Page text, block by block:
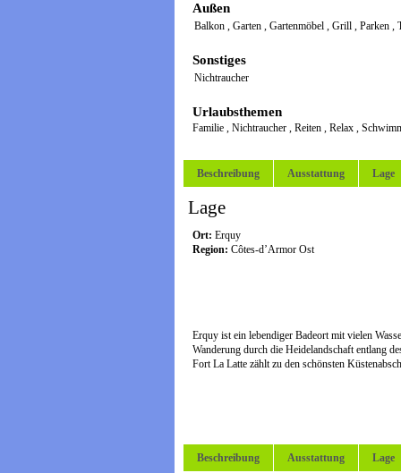
Außen
Balkon , Garten , Gartenmöbel , Grill , Parken ,
Sonstiges
Nichtraucher
Urlaubsthemen
Familie , Nichtraucher , Reiten , Relax ,
Beschreibung Ausstattung Lage
Lage
Ort: Erquy
Region: Côtes-d’Armor Ost
Erquy ist ein lebendiger Badeort mit vielen
Wanderung durch die Heidelandschaft entlang
Fort La Latte zählt zu den schönsten
Beschreibung Ausstattung Lage